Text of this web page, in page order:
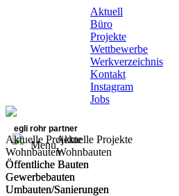
Aktuell
Büro
Projekte
Wettbewerbe
Werkverzeichnis
Kontakt
Instagram
Jobs
egli rohr partner
Menu
Aktuelle Projekte
Wohnbauten
Öffentliche Bauten
Gewerbebauten
Umbauten/Sanierungen
Aktuelle Projekte
Wohnbauten
Öffentliche Bauten
Gewerbebauten
Umbauten/Sanierungen